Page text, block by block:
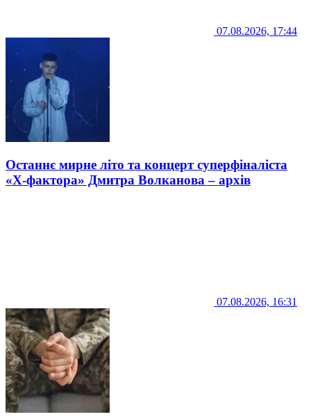
07.08.2026, 17:44
Останнє мирне літо та концерт суперфіналіста
«Х-фактора» Дмитра Волканова – архів
07.08.2026, 16:31